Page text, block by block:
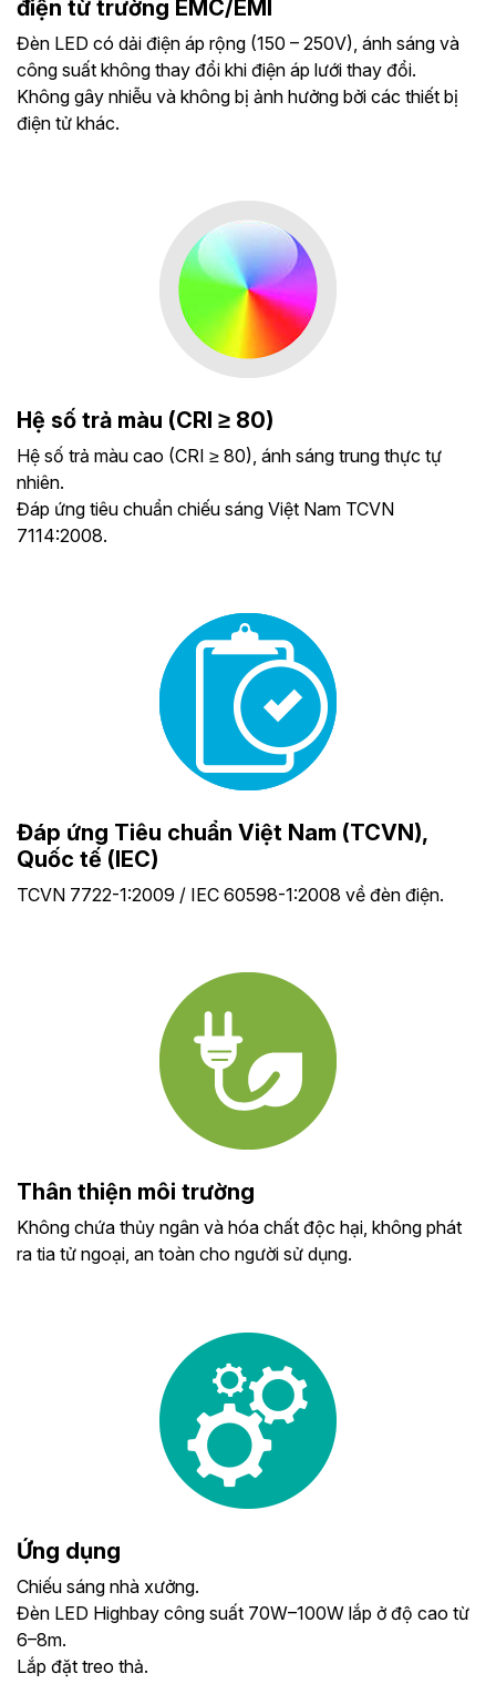
điện từ trường EMC/EMI
Đèn LED có dải điện áp rộng (150 – 250V), ánh sáng và
công suất không thay đổi khi điện áp lưới thay đổi.
Không gây nhiễu và không bị ảnh hưởng bởi các thiết bị
điện tử khác.
Hệ số trả màu (CRI ≥ 80)
Hệ số trả màu cao (CRI ≥ 80), ánh sáng trung thực tự
nhiên.
Đáp ứng tiêu chuẩn chiếu sáng Việt Nam TCVN
7114:2008.
Đáp ứng Tiêu chuẩn Việt Nam (TCVN),
Quốc tế (IEC)
TCVN 7722-1:2009 / IEC 60598-1:2008 về đèn điện.
Thân thiện môi trường
Không chứa thủy ngân và hóa chất độc hại, không phát
ra tia tử ngoại, an toàn cho người sử dụng.
Ứng dụng
Chiếu sáng nhà xưởng.
Đèn LED Highbay công suất 70W–100W lắp ở độ cao từ
6–8m.
Lắp đặt treo thả.